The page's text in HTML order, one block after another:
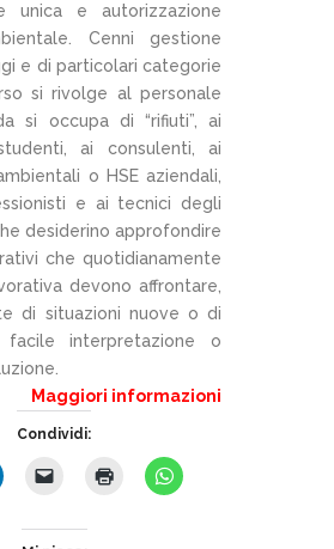
unica e autorizzazione
Cenni gestione
e di particolari categorie
si rivolge al personale
si occupa di “rifiuti”, ai
ai consulenti, ai
o HSE aziendali,
e ai tecnici degli
desiderino approfondire
che quotidianamente
devono affrontare,
di situazioni nuove o di
interpretazione o
Maggiori informazioni
Condividi: